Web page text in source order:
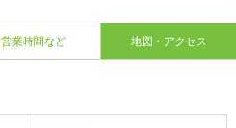
営業時間など 地図・アクセス